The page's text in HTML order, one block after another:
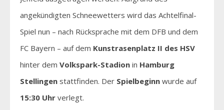
angekündigten Schneewetters wird das Achtelfinal-
Spiel nun – nach Rücksprache mit dem DFB und dem
FC Bayern – auf dem Kunstrasenplatz II des HSV
hinter dem Volkspark-Stadion in Hamburg
Stellingen stattfinden. Der Spielbeginn wurde auf
15:30 Uhr verlegt.